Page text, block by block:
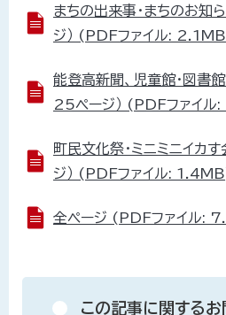
まちの出来事・まちのお知
ジ） (PDFファイル:
能登高新聞、児童館・図書
25ページ） (PDFファイ
町民文化祭・ミニミニイカ
ジ） (PDFファイル:
全ページ (PDFファイル:
この記事に関する